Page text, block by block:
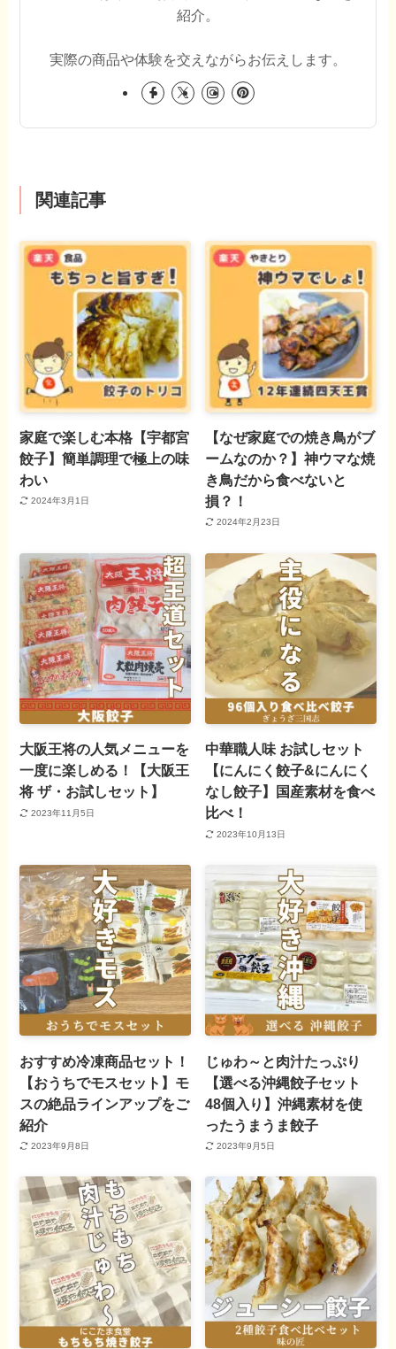
紹介。
実際の商品や体験を交えながらお伝えします。
関連記事
家庭で楽しむ本格【宇都宮
餃子】簡単調理で極上の味
わい
2024年3月1日
【なぜ家庭での焼き鳥がブ
ームなのか？】神ウマな焼
き鳥だから食べないと
損？！
2024年2月23日
大阪王将の人気メニューを
一度に楽しめる！【大阪王
将 ザ・お試しセット】
2023年11月5日
中華職人味 お試しセット
【にんにく餃子&にんにく
なし餃子】国産素材を食べ
比べ！
2023年10月13日
おすすめ冷凍商品セット！
【おうちでモスセット】モ
スの絶品ラインアップをご
紹介
2023年9月8日
じゅわ～と肉汁たっぷり
【選べる沖縄餃子セット
48個入り】沖縄素材を使
ったうまうま餃子
2023年9月5日